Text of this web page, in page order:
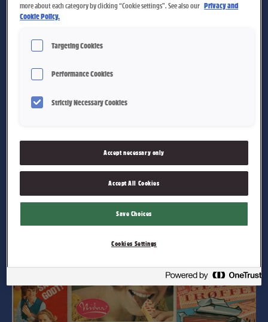
Hver mandag og onsdag åpner vi Nidar-fabrikken for
Les mer
more about each category by clicking “Cookie settings”. See also our
Privacy and
Cookie Policy.
Targeting Cookies
Performance Cookies
Strictly Necessary Cookies
Accept necessary only
Accept All Cookies
Save Choices
Cookies Settings